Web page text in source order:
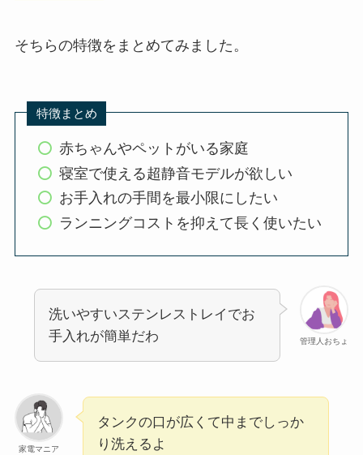
そちらの特徴をまとめてみました。
特徴まとめ
赤ちゃんやペットがいる家庭
寝室で使える超静音モデルが欲しい
お手入れの手間を最小限にしたい
ランニングコストを抑えて長く使いたい
管理人おちょ
洗いやすいステンレストレイでお
手入れが簡単だわ
家電マニア
タンクの口が広くて中までしっか
り洗えるよ